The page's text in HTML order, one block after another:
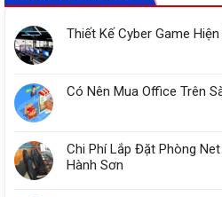
Thiết Kế Cyber Game
Có Nên Mua Office Trên
Chi Phí Lắp Đặt Phòng
Hành Sơn